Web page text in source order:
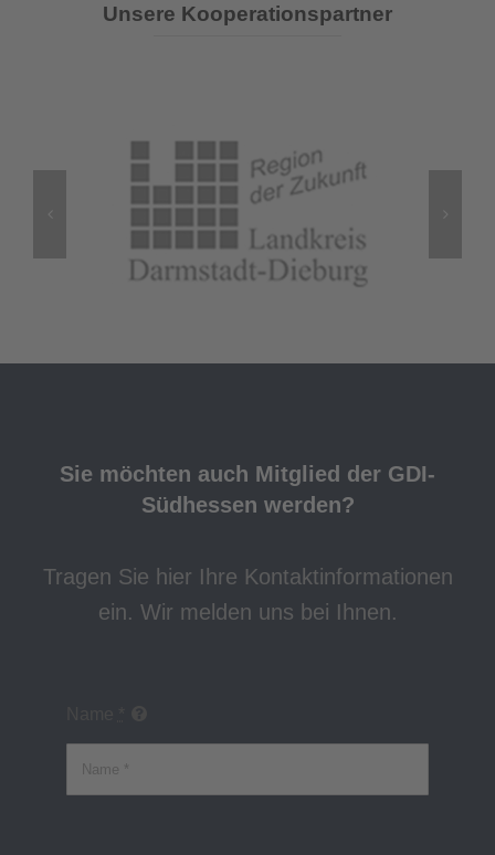
Unsere Kooperationspartner
Sie möchten auch Mitglied der GDI-
Südhessen werden?
Tragen Sie hier Ihre Kontaktinformationen
ein. Wir melden uns bei Ihnen.